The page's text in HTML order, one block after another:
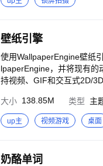
——百万主题桌面壁纸美图
侵犯了您的权利，您可以通
壁纸引擎
使用WallpaperEngine壁纸
lpaperEngine，并将现有的
持视频、GIF和交互式2D/
机上启用省电模式后，壁纸自动暂
大小 138.85M 类型 主
up主 视频游戏 桌面
奶酪单词